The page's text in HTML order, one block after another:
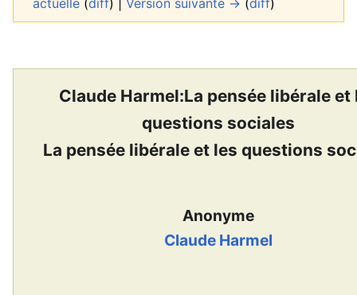
actuelle (diff) | Version suivante → (diff)
Claude Harmel:La pensée libérale et
questions sociales
La pensée libérale et les questions
Anonyme
Claude Harmel